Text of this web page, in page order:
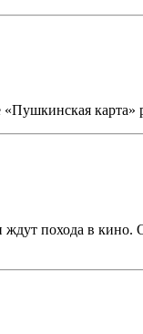
карта»
похода в кино.